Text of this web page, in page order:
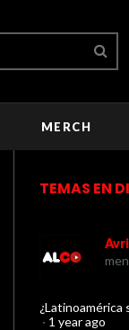
MERCH
TEMAS EN
¿Latinoamérica
· 1 year ago